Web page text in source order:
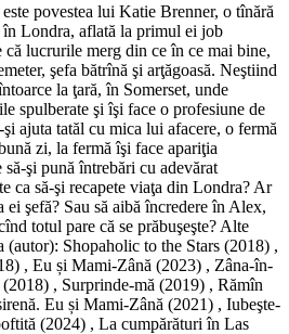
povestea lui Katie Brenner, o tînără
în Londra, aflată la primul ei job
lucrurile merg din ce în ce mai bine,
şefa bătrînă şi arţăgoasă. Neştiind
la ţară, în Somerset, unde
spulberate şi îşi face o profesiune de
ajuta tatăl cu mica lui afacere, o fermă
zi, la fermă îşi face apariţia
şi pună întrebări cu adevărat
ca să-şi recapete viaţa din Londra? Ar
ei şefă? Sau să aibă încredere în Alex,
totul pare că se prăbuşeşte? Alte
Shopaholic to the Stars (2018) ,
, Eu și Mami-Zână (2023) , Zâna-în-
, Surprinde-mă (2019) , Rămîn
Eu și Mami-Zână (2021) , Iubeşte-
(2024) , La cumpărături în Las